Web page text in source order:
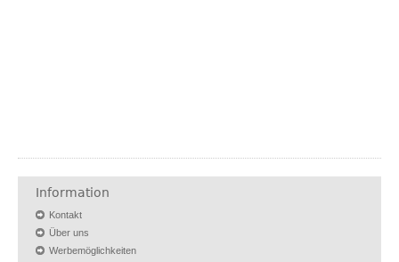
Information
Kontakt
Über uns
Werbemöglichkeiten